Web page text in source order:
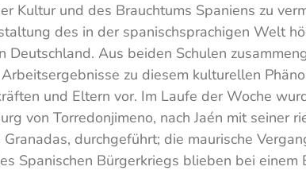
Kultur und des Brauchtums Spaniens zu
des in der spanischsprachigen Welt
Deutschland. Aus beiden Schulen
zu diesem kulturellen
und Eltern vor. Im Laufe der Woche
von Torredonjimeno, nach Jaén mit seiner
durchgeführt; die maurische
Spanischen Bürgerkriegs blieben bei